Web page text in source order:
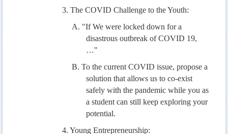
3. The COVID Challenge to the Youth:
A. "If We were locked down for a
disastrous outbreak of COVID 19,
…"
B. To the current COVID issue, propose a
solution that allows us to co-exist
safely with the pandemic while you as
a student can still keep exploring your
potential.
4. Young Entrepreneurship: